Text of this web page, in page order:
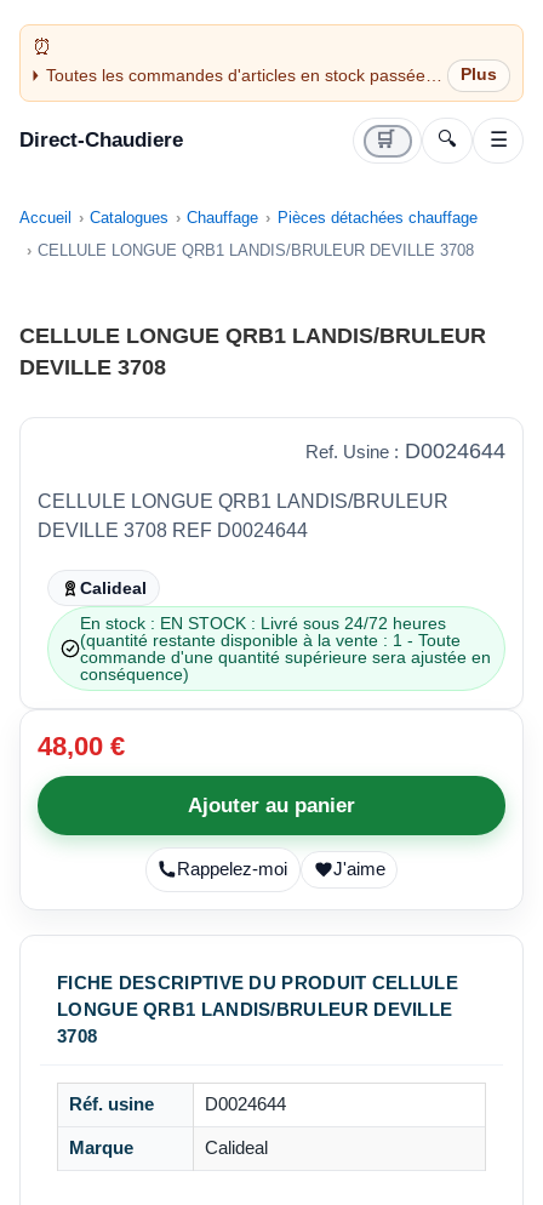
Toutes les commandes d'articles en stock passées
avant 14H sont expédiées le jour même (jours
Direct-Chaudiere 🛒 🔍 ☰
Accueil Catalogues Chauffage
Pièces détachées chauffage
CELLULE LONGUE QRB1 LANDIS/BRULEUR DEVILLE 3708
CELLULE LONGUE QRB1 LANDIS/BRULEUR
DEVILLE 3708
Ref. Usine : D0024644
CELLULE LONGUE QRB1 LANDIS/BRULEUR
DEVILLE 3708 REF D0024644
Calideal
En stock : EN STOCK : Livré sous 24/72 heures
(quantité restante disponible à la vente : 1 - Toute
commande d'une quantité supérieure sera ajustée en
conséquence)
48,00 €
Ajouter au panier
Rappelez-moi J'aime
FICHE DESCRIPTIVE DU PRODUIT CELLULE
LONGUE QRB1 LANDIS/BRULEUR DEVILLE
3708
Réf. usine D0024644
Marque Calideal